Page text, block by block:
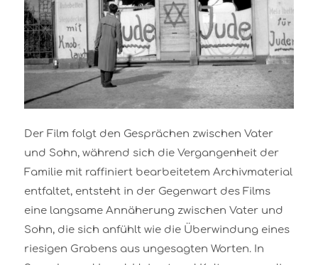
Der Film folgt den Gesprächen zwischen Vater
und Sohn, während sich die Vergangenheit der
Familie mit raffiniert bearbeitetem Archivmaterial
entfaltet, entsteht in der Gegenwart des Films
eine langsame Annäherung zwischen Vater und
Sohn, die sich anfühlt wie die Überwindung eines
riesigen Grabens aus ungesagten Worten. In